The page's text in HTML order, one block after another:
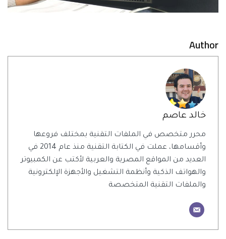
Author
خالد عاصم
محرر متخصص في الملفات التقنية بمختلف فروعها
وأقسامها، عملت في الكتابة التقنية منذ عام 2014 في
العديد من المواقع المصرية والعربية لأكتب عن الكمبيوتر
والهواتف الذكية وأنظمة التشغيل والأجهزة الإلكترونية
والملفات التقنية المتخصصة